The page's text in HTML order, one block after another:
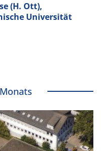
(H. Ott),
Universität